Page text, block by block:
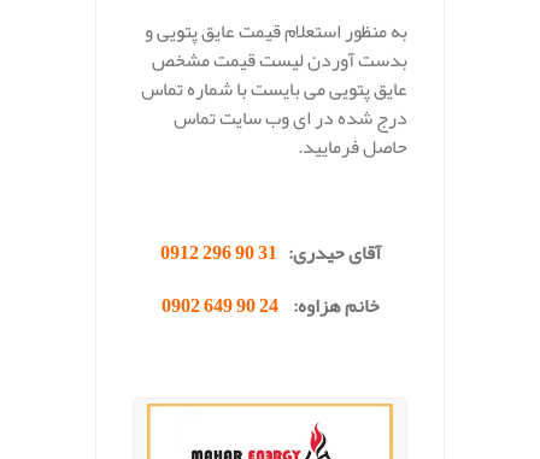
به منظور استعلام قیمت عایق پتویی و
بدست آوردن لیست قیمت مشخص
عایق پتویی می بایست با شماره تماس
درج شده در ای وب سایت تماس
حاصل فرمایید.
آقای حیدری: 31 90 296 0912
خانم هزاوه:24 90 649 0902